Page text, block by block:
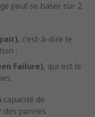
peut se baser sur 2
c'est-à-dire le
;
Failure), qui est le
de
pannes